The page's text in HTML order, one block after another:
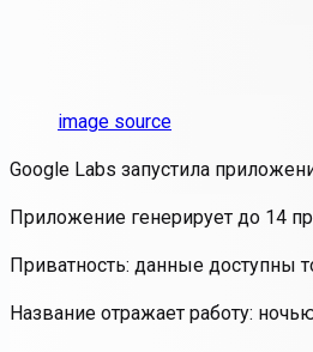
image source
Google Labs запустила
Приложение генерирует до 14
Приватность: данные доступны
Название отражает работу: